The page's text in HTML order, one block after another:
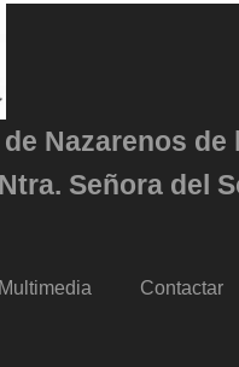
Nazarenos de
Señora del
Multimedia Contactar